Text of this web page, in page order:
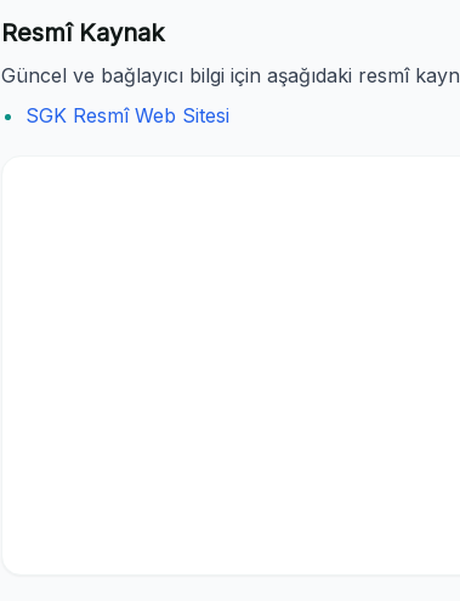
Resmî Kaynak
Güncel ve bağlayıcı bilgi için aşağıdaki resmî
SGK Resmî Web Sitesi